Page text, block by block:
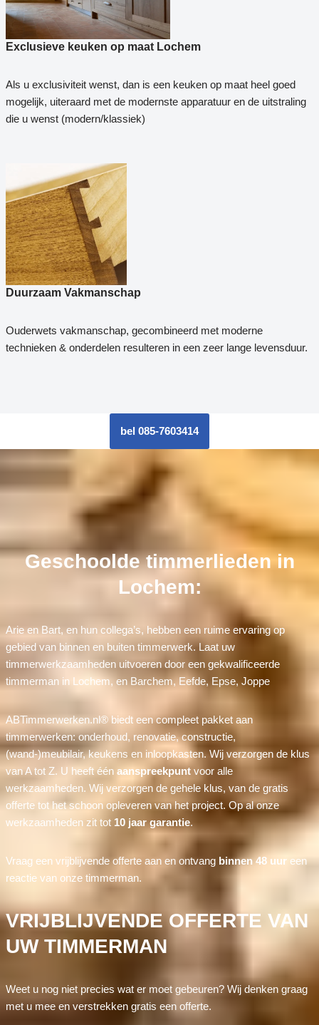
Exclusieve keuken op maat Lochem
Als u exclusiviteit wenst, dan is een keuken op maat heel goed
mogelijk, uiteraard met de modernste apparatuur en de uitstraling
die u wenst (modern/klassiek)
Duurzaam Vakmanschap
Ouderwets vakmanschap, gecombineerd met moderne
technieken & onderdelen resulteren in een zeer lange levensduur.
bel 085-7603414
Geschoolde timmerlieden in
Lochem:
Arie en Bart, en hun collega’s, hebben een ruime ervaring op
gebied van binnen en buiten timmerwerk. Laat uw
timmerwerkzaamheden uitvoeren door een gekwalificeerde
timmerman in Lochem, en Barchem, Eefde, Epse, Joppe
ABTimmerwerken.nl® biedt een compleet pakket aan
timmerwerken: onderhoud, renovatie, constructie,
(wand-)meubilair, keukens en inloopkasten. Wij verzorgen de klus
van A tot Z. U heeft één aanspreekpuntvoor alle
werkzaamheden. Wij verzorgen de gehele klus, van de gratis
offerte tot het schoon opleveren van het project. Op al onze
werkzaamheden zit tot 10 jaar garantie.
Vraag een vrijblijvende offerte aan en ontvang binnen 48 uureen
reactie van onze timmerman.
VRIJBLIJVENDE OFFERTE VAN
UW TIMMERMAN
Weet u nog niet precies wat er moet gebeuren? Wij denken graag
met u mee en verstrekken gratis een offerte.